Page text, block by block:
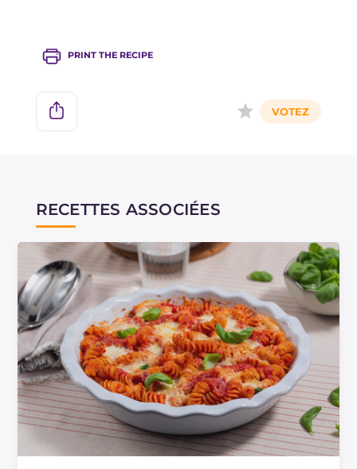
PRINT THE RECIPE
RECETTES ASSOCIÉES